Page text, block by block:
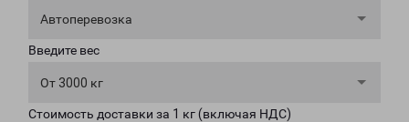
Автоперевозка
Введите вес
От 3000 кг
Стоимость доставки за 1 кг (включая НДС)